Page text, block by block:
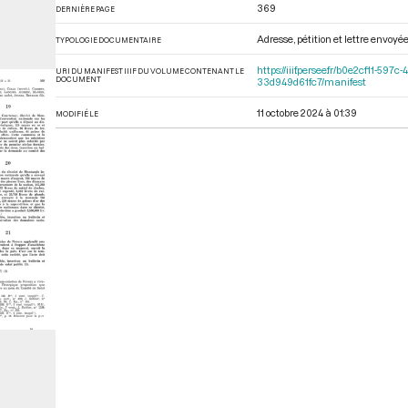
DERNIÈRE PAGE 369
TYPOLOGIE DOCUMENTAIRE Adresse, pétition et lettre
URI DU MANIFEST IIIF DU VOLUME CONTENANT LE
DOCUMENT
https://iiif.persee.fr/b0e2cf11-
33d949d61fc7/manifest
MODIFIÉ LE 11 octobre 2024 à 01:39